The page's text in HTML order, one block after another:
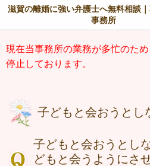
滋賀の離婚に強い弁護士へ無料相談
事務所
現在当事務所の業務が多忙のた
停止しております。
子どもと会おうとし
子どもと会おうとし
どもと会うようにさ